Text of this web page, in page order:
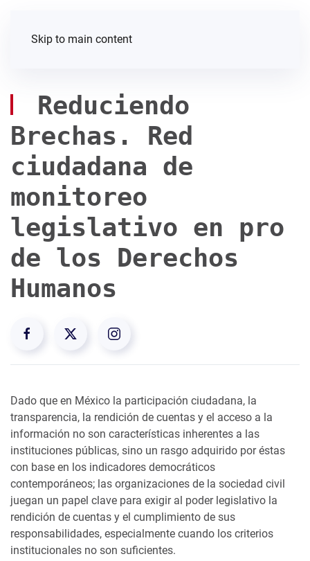
Skip to main content
Reduciendo
Brechas. Red
ciudadana de
monitoreo
legislativo en pro
de los Derechos
Humanos
Dado que en México la participación ciudadana, la
transparencia, la rendición de cuentas y el acceso a la
información no son características inherentes a las
instituciones públicas, sino un rasgo adquirido por éstas
con base en los indicadores democráticos
contemporáneos; las organizaciones de la sociedad civil
juegan un papel clave para exigir al poder legislativo la
rendición de cuentas y el cumplimiento de sus
responsabilidades, especialmente cuando los criterios
institucionales no son suficientes.